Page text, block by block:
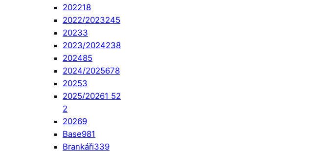
202218
2022/2023245
20233
2023/2024238
202485
2024/2025678
20253
2025/20261 52
2
20269
Base981
Brankáři339